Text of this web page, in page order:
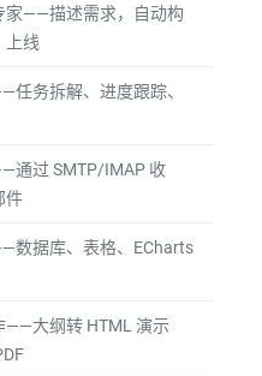
家——描述需求，自动构
上线
任务拆解、进度跟踪、
通过 SMTP/IMAP 收
件
数据库、表格、ECharts
——大纲转 HTML 演示